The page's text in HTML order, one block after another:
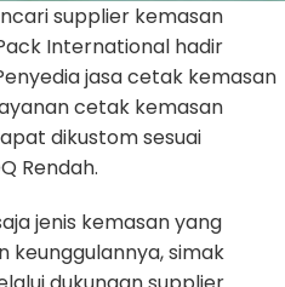
supplier kemasan
International hadir
jasa cetak kemasan
cetak kemasan
dikustom sesuai
Rendah.
jenis kemasan yang
keunggulannya, simak